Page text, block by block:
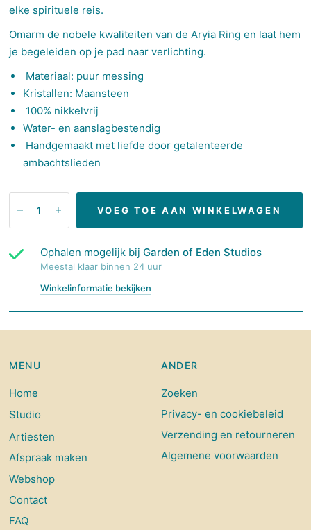
elke spirituele reis.
Omarm de nobele kwaliteiten van de Aryia Ring en laat hem
je begeleiden op je pad naar verlichting.
Materiaal: puur messing
Kristallen: Maansteen
100% nikkelvrij
Water- en aanslagbestendig
Handgemaakt met liefde door getalenteerde
ambachtslieden
VOEG TOE AAN WINKELWAGEN
Ophalen mogelijk bij Garden of Eden Studios
Meestal klaar binnen 24 uur
Winkelinformatie bekijken
MENU
Home
Studio
Artiesten
Afspraak maken
Webshop
Contact
FAQ
ANDER
Zoeken
Privacy- en cookiebeleid
Verzending en retourneren
Algemene voorwaarden